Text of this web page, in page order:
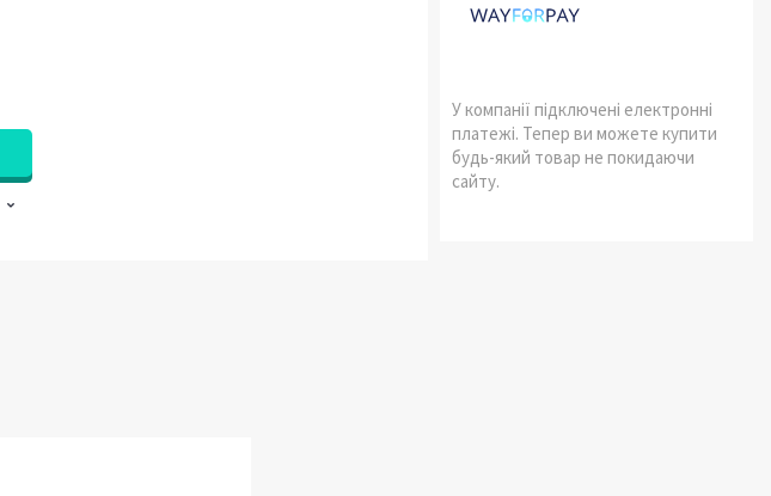
У компанії підключені електронні
платежі. Тепер ви можете купити
будь-який товар не покидаючи
сайту.